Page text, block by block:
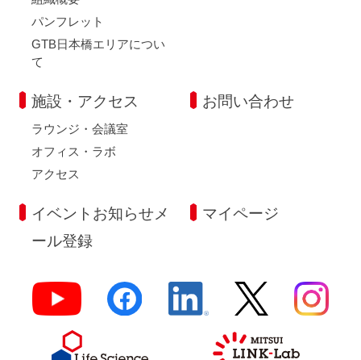
パンフレット
GTB日本橋エリアについ
て
施設・アクセス
ラウンジ・会議室
オフィス・ラボ
アクセス
お問い合わせ
イベントお知らせメ
ール登録
マイページ